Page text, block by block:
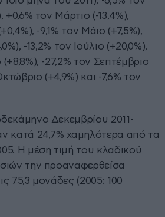
+0,6% τον Μάρτιο (-13,4%),
-9,1% τον Μάιο (+7,5%),
-13,2% τον Ιούλιο (+20,0%),
-27,2% τον Σεπτέμβριο
(+4,9%) και -7,6% τον
Δεκεμβρίου 2011-
κατά 24,7% χαμηλότερα από τα
Η μέση τιμή του κλαδικού
την προαναφερθείσα
75,3 μονάδες (2005: 100